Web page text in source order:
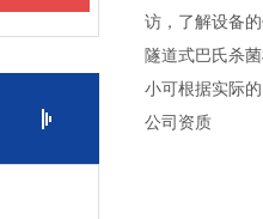
访，了解设备
隧道式巴氏杀
小可根据实际
公司资质